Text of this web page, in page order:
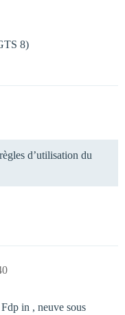
8)
d’utilisation du
in , neuve sous